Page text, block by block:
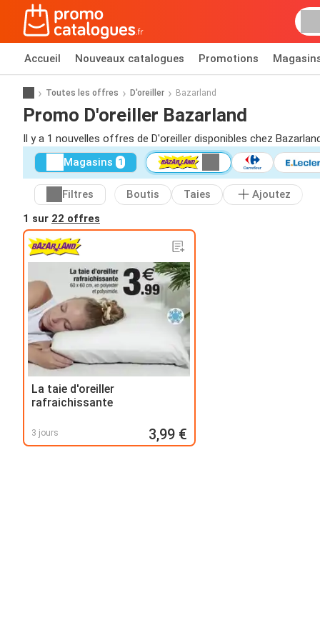
Accueil Nouveaux catalogues Promotions
Toutes les offres D'oreiller Bazarland
Promo D'oreiller Bazarland
Il y a 1 nouvelles offres de D'oreiller disponibles chez
Magasins 1
Filtres Boutis Taies
Ajoutez
1 sur 22 offres
La taie d'oreiller
rafraichissante
3 jours 3,99 €